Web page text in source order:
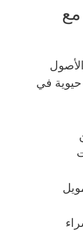
مع
في